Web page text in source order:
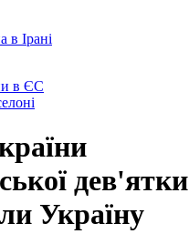
в Ірані
в ЄС
дев'ятки
Україну